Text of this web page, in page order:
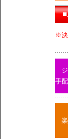
■
※決
商
手配